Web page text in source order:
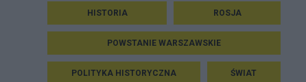
HISTORIA ROSJA
POWSTANIE WARSZAWSKIE
POLITYKA HISTORYCZNA ŚWIAT